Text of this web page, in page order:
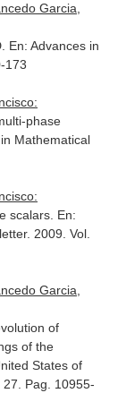
Garcia,
En: Advances in
173
phase
Mathematical
scalars. En:
. 2009. Vol.
Garcia,
of
of the
States of
27. Pag. 10955-